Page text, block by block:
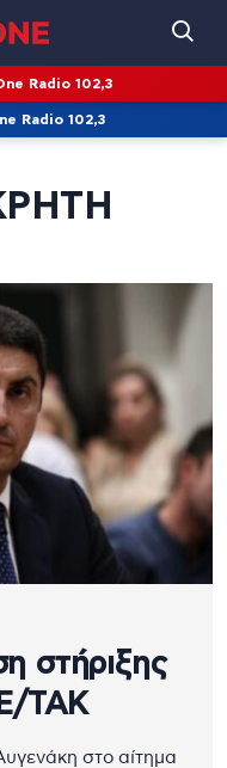
Radio 102,3
Radio 102,3
στήριξης
ΤΑΚ
στο αίτημα